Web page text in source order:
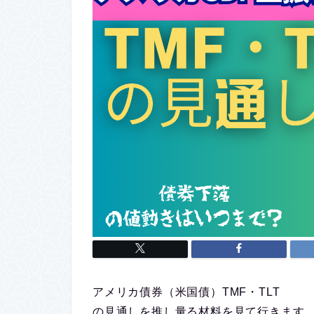
アメリカ債券（米国債）TMF・TLT
の見通しを推し量る材料を見て行きます